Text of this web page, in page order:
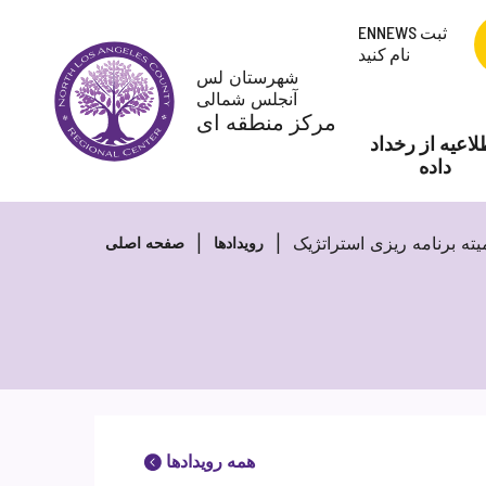
شهرستان لس
آنجلس شمالی
مرکز منطقه ای
ENNEWS ثبت
نام کنید
از رخداد
داده
صفحه اصلی رویدادها برنامه ریزی استراتژیک
همه رویدادها